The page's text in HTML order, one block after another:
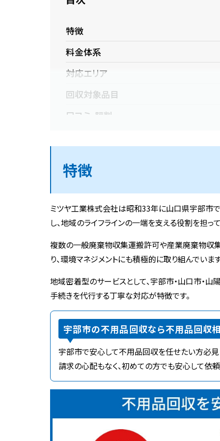
特徴
料金体系
対応エリア
回収対象品目
口コミ・評判
企業概要
選ぶのが大変なら不用品回収相談所へ
特徴
ミツヤ工業株式会社は昭和33年に山口県宇部市
し、地域のライフラインの一端を支える役割を担っ
複数の一般廃棄物収集運搬許可や産業廃棄物収
り、環境マネジメントにも積極的に取り組んでいます
地域密着型のサービスとして、宇部市・山口市・
手続きを代行する丁寧な対応が特徴です。
宇部市の不用品回収なら不用品回収
宇部市で安心して不用品回収を任せたい方必見
請求の心配もなく、初めての方でも安心して依